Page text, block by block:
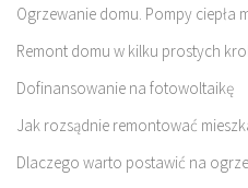
Ogrzewanie domu. Pompy ciepła
Remont domu w kilku prostych
Dofinansowanie na fotowoltaikę
Jak rozsądnie remontować
Dlaczego warto postawić na